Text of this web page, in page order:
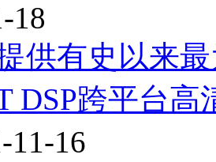
18
供有史以来
DSP跨平台
11-16